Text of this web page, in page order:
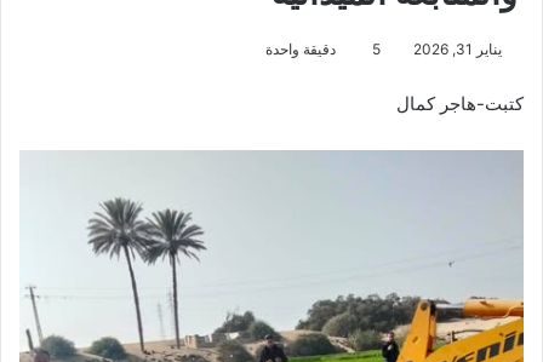
يناير 31, 2026 5 دقيقة واحدة
كتبت-هاجر كمال